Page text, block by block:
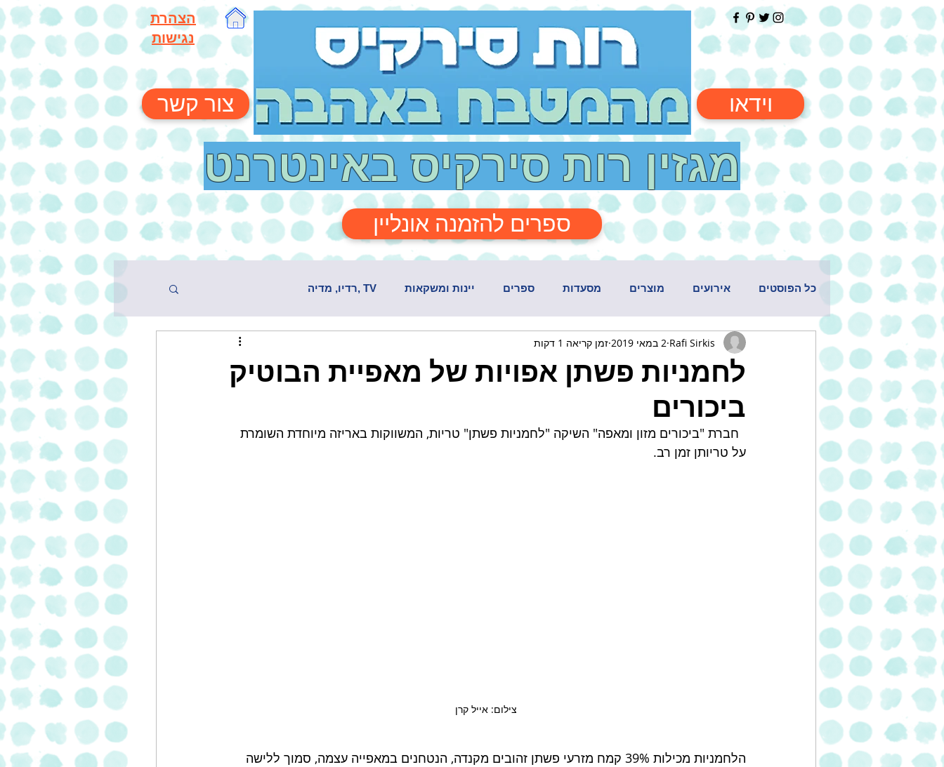
הצהרת
נגישות
צור קשר וידאו
מגזין רות סירקיס באינטרנט
ספרים להזמנה אונליין
כל הפוסטים אירועים מוצרים מסעדות ספרים יינות ומשקאות TV ,רדיו, מדיה
לחמניות פשתן אפויות של מאפיית הבוטיק
ביכורים
Rafi Sirkis 2 במאי 2019 זמן קריאה 1 דקות
  חברת "ביכורים מזון ומאפה" השיקה "לחמניות פשתן" טריות, המשווקות באריזה מיוחדת השומרת
על טריותן זמן רב.
צילום: אייל קרן
הלחמניות מכילות 39% קמח מזרעי פשתן זהובים מקנדה, הנטחנים במאפייה עצמה, סמוך ללישה